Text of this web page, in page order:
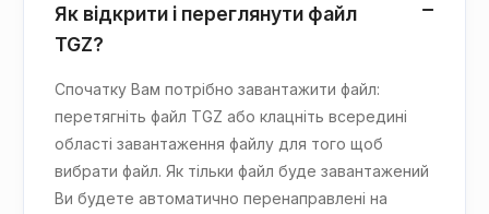
Як відкрити і переглянути файл
TGZ?
Спочатку Вам потрібно завантажити файл:
перетягніть файл TGZ або клацніть всередині
області завантаження файлу для того щоб
вибрати файл. Як тільки файл буде завантажений
Ви будете автоматично перенаправлені на